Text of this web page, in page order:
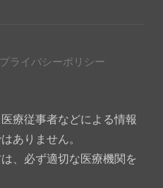
プライバシーポリシー
療従事者などによる情報
ありません。
、必ず適切な医療機関を